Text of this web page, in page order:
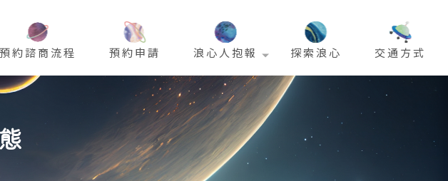
預約諮商流程 預約申請 浪心人抱報 探索浪心 交通方式